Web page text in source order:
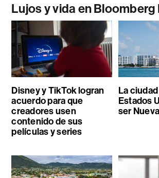
Lujos y vida en Bloomberg
Disney y TikTok logran
acuerdo para que
creadores usen
contenido de sus
películas y series
La
Estados
ser